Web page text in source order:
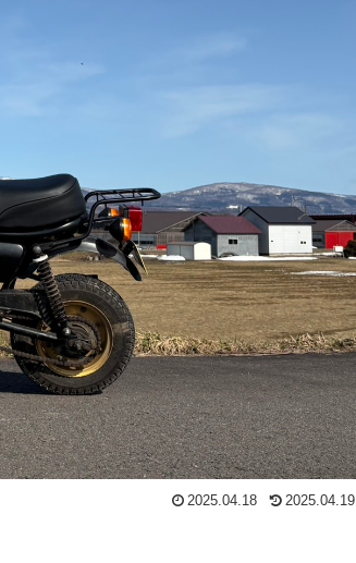
2025.04.18 2025.04.19